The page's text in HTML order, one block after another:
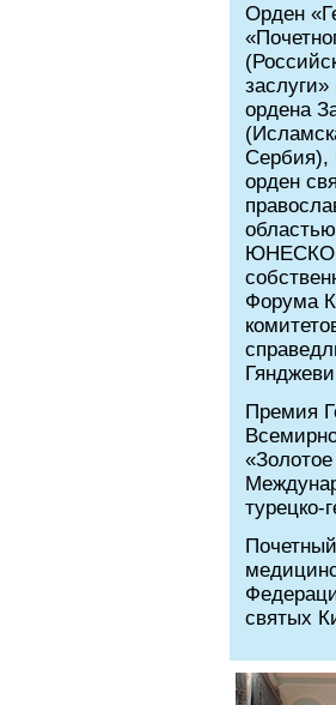
Орден
ордена
Сербия),
орден
ЮНЕСКО,
Форума
Премия
турецко-
святых